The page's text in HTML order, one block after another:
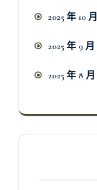
2025 年 10 月
2025 年 9 月
2025 年 8 月